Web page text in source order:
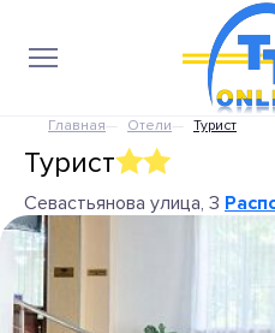
Главная Отели Турист
Турист
Севастьянова улица, 3